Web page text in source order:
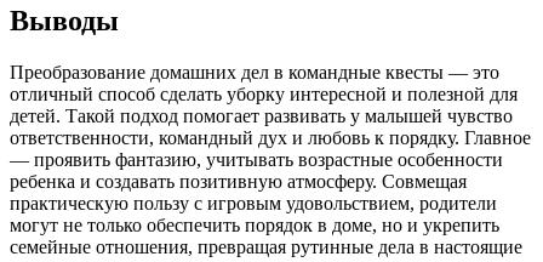
Выводы
Преобразование домашних дел в командные квесты — это
отличный способ сделать уборку интересной и полезной для
детей. Такой подход помогает развивать у малышей чувство
ответственности, командный дух и любовь к порядку. Главное
— проявить фантазию, учитывать возрастные особенности
ребенка и создавать позитивную атмосферу. Совмещая
практическую пользу с игровым удовольствием, родители
могут не только обеспечить порядок в доме, но и укрепить
семейные отношения, превращая рутинные дела в настоящие